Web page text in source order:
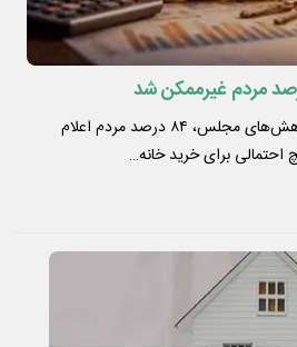
براساس افکارسنجی مرکز پژوهش‌های مجلس، ۸۴ درصد مردم اعلام
احتمالی برای خرید خانه…